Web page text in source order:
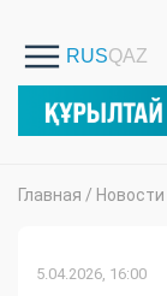
Главная /
5.04.2026, 16:00